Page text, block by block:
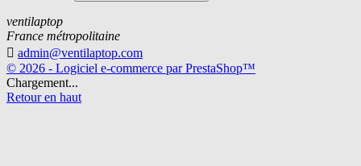
ventilaptop
France métropolitaine
 admin@ventilaptop.com
© 2026 - Logiciel e-commerce par PrestaShop™
Chargement...
Retour en haut